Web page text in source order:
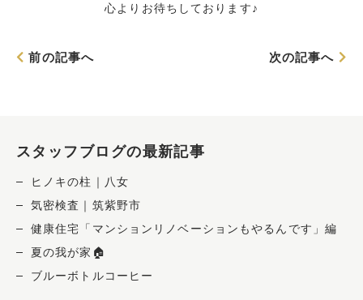
心よりお待ちしております♪
前の記事へ 次の記事へ
スタッフブログの最新記事
ヒノキの柱｜八女
気密検査｜筑紫野市
健康住宅「マンションリノベーションもやるんです」編
夏の我が家🏠
ブルーボトルコーヒー